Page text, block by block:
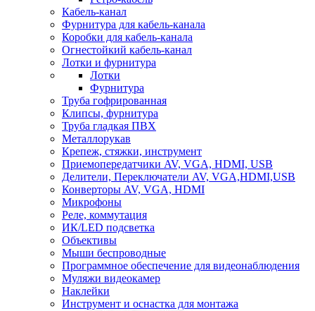
Кабель-канал
Фурнитура для кабель-канала
Коробки для кабель-канала
Огнестойкий кабель-канал
Лотки и фурнитура
Лотки
Фурнитура
Труба гофрированная
Клипсы, фурнитура
Труба гладкая ПВХ
Металлорукав
Крепеж, стяжки, инструмент
Приемопередатчики AV, VGA, HDMI, USB
Делители, Переключатели AV, VGA,HDMI,USB
Конверторы AV, VGA, HDMI
Микрофоны
Реле, коммутация
ИК/LED подсветка
Объективы
Мыши беспроводные
Программное обеспечение для видеонаблюдения
Муляжи видеокамер
Наклейки
Инструмент и оснастка для монтажа